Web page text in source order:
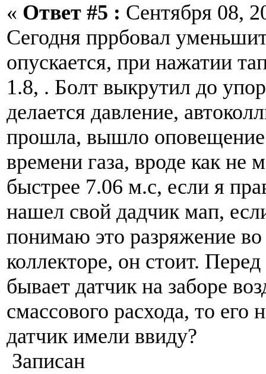
« Ответ #5 : Сентября 08,
Сегодня пррбовал
опускается, при нажатии
1.8, . Болт выкрутил до
делается давление,
прошла, вышло оповещение
времени газа, вроде как не
быстрее 7.06 м.с, если я
нашел свой дадчик мап,
понимаю это разряжение
коллекторе, он стоит.
бывает датчик на заборе
смассового расхода, то его
датчик имели ввиду?
Записан